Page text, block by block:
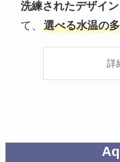
洗練されたデザイ
て、選べる水温の
詳